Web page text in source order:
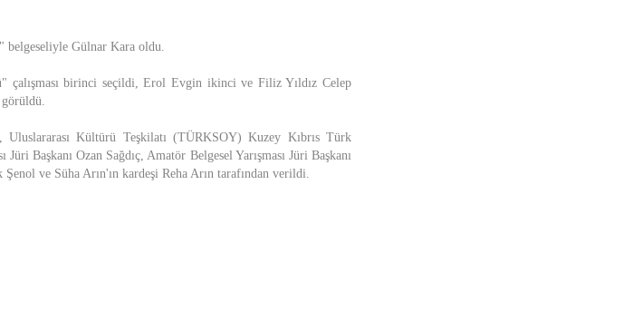
belgeseliyle Gülnar Kara oldu.
çalışması birinci seçildi, Erol Evgin ikinci ve Filiz Yıldız Celep
Uluslararası Kültürü Teşkilatı (TÜRKSOY) Kuzey Kıbrıs Türk
Başkanı Ozan Sağdıç, Amatör Belgesel Yarışması Jüri Başkanı
ve Süha Arın'ın kardeşi Reha Arın tarafından verildi.